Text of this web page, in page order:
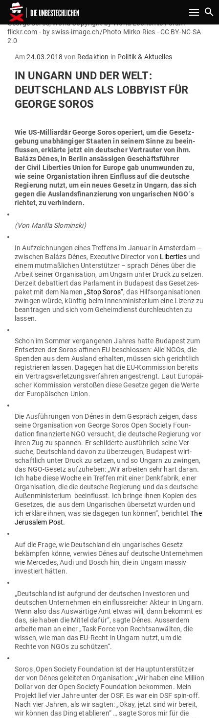
Toggle
George Soros, World Copyright by World Economic Forum -
flickr.com - by swiss-image.ch/Photo Mirko Ries - CC BY-NC-SA
2.0
AmGepostet
24.03.2018 von Redaktion in Politik & Aktuelles
IN UNGARN UND DER WELT:
DEUTSCHLAND ALS LOB­BYIST FÜR
GEORGE SOROS
Wie US-Mil­li­ardär George Soros ope­riert, um die Gesetz­
gebung unab­hän­giger Staaten in seinem Sinne zu beein­
flussen, erklärte jetzt ein deut­scher Ver­trauter von ihm.
Balázs Dénes, in Berlin ansäs­sigen Geschäfts­führer
der Civil Liberties Union for Europe gab unum­wunden zu,
wie seine Orga­ni­station ihren Ein­fluss auf die deutsche
Regierung nutzt, um ein neues Gesetz in Ungarn, das sich
gegen die Aus­lands­fi­nan­zierung von unga­ri­schen NGO´s
richtet, zu verhindern.
(Von Marilla Slominski)
In Auf­zeich­nungen eines Treffens im Januar in Ams­terdam –
zwi­schen Balázs Dénes, Exe­cutive Director von Liberties und
einem mut­maß­lichen Unter­stützer – sprach Dénes über die
Arbeit seiner Orga­ni­sation, um Ungarn unter Druck zu setzen.
Derzeit debat­tiert das Par­lament in Budapest das Geset­zes­
paket mit dem Namen „Stop Soros“, das Hilfs­or­ga­ni­sa­tionen
zwingen würde, künftig beim Innen­mi­nis­teriumeine Lizenz zu
bean­tragen und sich vomGeheim­dienst durch­leuchten zu
lassen.
Schon im Sommer ver­gan­genen Jahres hatte Budapest zum
Ent­setzen der Soros-affinen EU beschlossen: Alle NGOs, die
Spenden aus dem Ausland erhalten, müssen sich gerichtlich
regis­trieren lassen. Dagegen hat die EU-Kom­mission bereits
ein Ver­trags­ver­let­zungs­ver­fahren ange­strengt. Laut Euro­päi­
scher Kom­mission ver­stoßen diese Gesetze gegen die Werte
der Euro­päi­schen Union.
Die Aus­füh­rungen von Dénes in dem Gespräch zeigen, dass
seine Orga­ni­sation von George Soros Open Society Foun­
dation finan­zierte NGO ver­sucht, die deutsche Regierung vor
ihren Zug zu spannen. Er schil­derte aus­führlich seine Ver­
suche, Deutschland davon zu über­zeugen, Budapest wirt­
schaftlich unter Druck zu setzen, und so Ungarn zu zwingen,
das NGO-Gesetz auf­zu­heben: „Wir arbeiten sehr hart daran.
Ich habe diese Woche ein Treffen mit einer Denk­fabrik, einer
Orga­ni­sation, die die deutsche Regierung und das deutsche
Außen­mi­nis­terium beein­flusst. Ich bringe ihnen Kopien des
Gesetzes, die aus dem Unga­ri­schen über­setzt wurden und
ich erkläre ihnen, was sie dagegen tun können“, berichtetThe
Jeru­salem Post.
Auf die Frage, wie Deutschland ein unga­ri­sches Gesetz
bekämpfen könne, verwies Dénes auf deutsche Unter­nehmen
wie Mer­cedes, Audi und Bosch hin, die in Ungarn massiv
inves­tiert hätten.
„Deutschland ist auf­grund der deut­schen Inves­toren und
deut­schen Unter­nehmen ein ein­fluss­reicher Akteur in Ungarn.
Wenn also das Aus­wärtige Amt etwas will, dann bekommt es
das, sie haben die Mittel dafür“, sagte Dénes. Aus­serdem
arbeite man an einer „Task Force von Rechts­an­wälten, die
wissen, wie man das EU-Recht in Ungarn nutzt, um die
Rechte von NGOs zu schützen“.
Soros ‚Open Society Foun­dation ist der Haupt­un­ter­stützer
der von Dénes gelei­teten Orga­ni­sation: „Wir haben eine Million
Dollar von der Open Society Foun­dation bekommen. Mein
Projekt lief vier Jahre unter der OSF. Es war ein OSF spin-off.
Nach vier Jahren, als wir sagten: „Okay, jetzt sind wir bereit,
wir können das Ding eta­blieren“ … sagte Soros mir für die